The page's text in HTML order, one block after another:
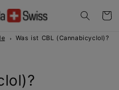
Was ist CBL (Cannabicyclol)?